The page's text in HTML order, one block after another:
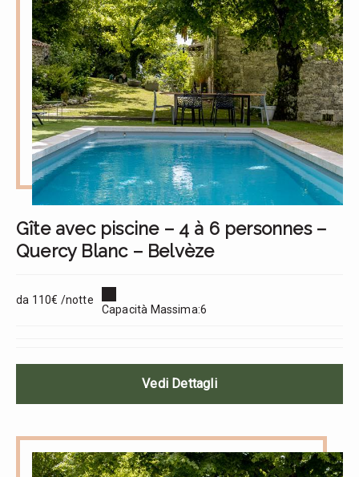
Gîte avec piscine – 4 à 6 personnes –
Quercy Blanc – Belvèze
da 110€ /notte
Capacità Massima:6
Vedi Dettagli